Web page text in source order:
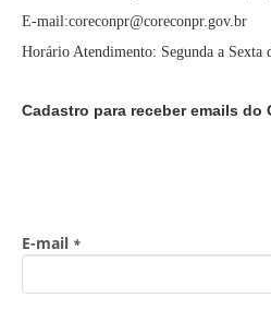
E-mail:coreconpr@coreconpr.gov.br
Horário Atendimento: Segunda a Sexta
Cadastro para receber emails do